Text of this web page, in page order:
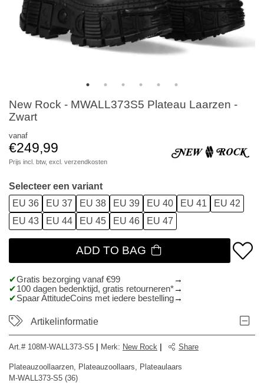
New Rock - MWALL373S5 Plateau Laarzen -
Zwart
vanaf
€249,99
Prijs incl. btw, excl. verzendkosten
Selecteer een variant
EU 36
EU 37 EU 38 EU 39 EU 40 EU 41
EU 42
EU 43
EU 44 EU 45 EU 46 EU 47
ADD TO BAG
Gratis bezorging vanaf €99
100 dagen bedenktijd, gratis retourneren*
Spaar AttitudeCoins met iedere bestelling
Artikelinformatie
Art.# 108M-WALL373-S5 Merk: New Rock Share
Plateauzoollaarzen, Plateauzoollaars, Plateaulaars
M-WALL373-S5 (36)